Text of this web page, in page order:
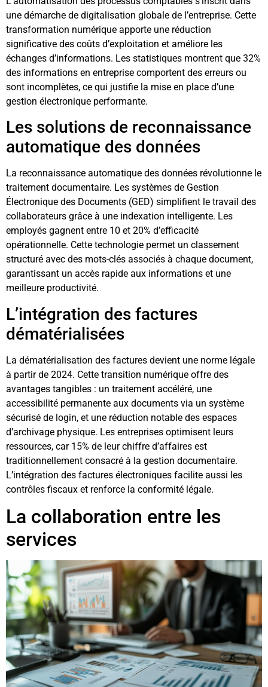
une démarche de digitalisation globale de l’entreprise. Cette
transformation numérique apporte une réduction
significative des coûts d’exploitation et améliore les
échanges d’informations. Les statistiques montrent que 32%
des informations en entreprise comportent des erreurs ou
sont incomplètes, ce qui justifie la mise en place d’une
gestion électronique performante.
Les solutions de reconnaissance
automatique des données
La reconnaissance automatique des données révolutionne le
traitement documentaire. Les systèmes de Gestion
Électronique des Documents (GED) simplifient le travail des
collaborateurs grâce à une indexation intelligente. Les
employés gagnent entre 10 et 20% d’efficacité
opérationnelle. Cette technologie permet un classement
structuré avec des mots-clés associés à chaque document,
garantissant un accès rapide aux informations et une
meilleure productivité.
L’intégration des factures
dématérialisées
La dématérialisation des factures devient une norme légale
à partir de 2024. Cette transition numérique offre des
avantages tangibles : un traitement accéléré, une
accessibilité permanente aux documents via un système
sécurisé de login, et une réduction notable des espaces
d’archivage physique. Les entreprises optimisent leurs
ressources, car 15% de leur chiffre d’affaires est
traditionnellement consacré à la gestion documentaire.
L’intégration des factures électroniques facilite aussi les
contrôles fiscaux et renforce la conformité légale.
La collaboration entre les
services